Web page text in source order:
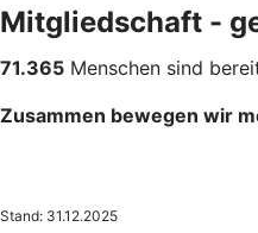
Mitgliedschaft -
71.365 Menschen sind
Zusammen bewegen wir
Stand: 31.12.2025